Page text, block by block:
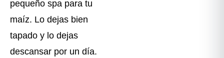
pequeño spa para tu
maíz. Lo dejas bien
tapado y lo dejas
descansar por un día.